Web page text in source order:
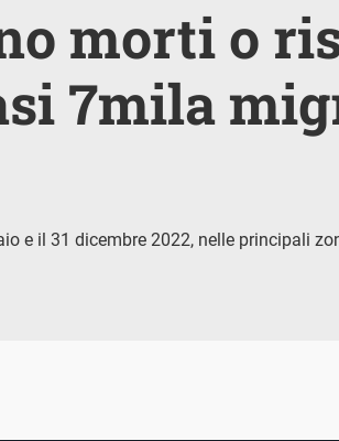
morti o
7mila
e il 31 dicembre 2022, nelle principali